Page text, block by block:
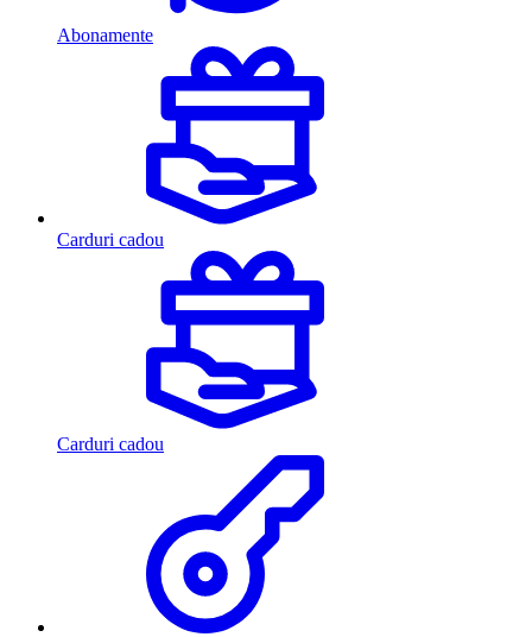
Abonamente
Carduri cadou
Carduri cadou